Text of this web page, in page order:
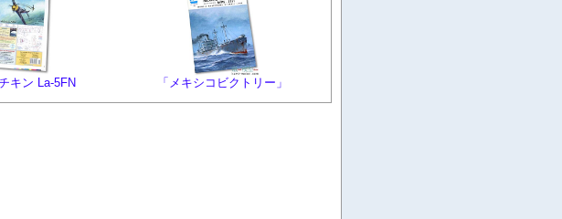
キン La-5FN 「メキシコビクトリー」